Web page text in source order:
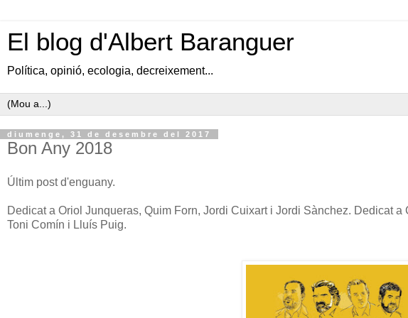
El blog d'Albert Baranguer
Política, opinió, ecologia, decreixement...
diumenge, 31 de desembre del 2017
Bon Any 2018
Últim post d'enguany.
Dedicat a Oriol Junqueras, Quim Forn, Jordi Cuixart i Jordi Sànchez. Dedicat
Toni Comín i Lluís Puig.